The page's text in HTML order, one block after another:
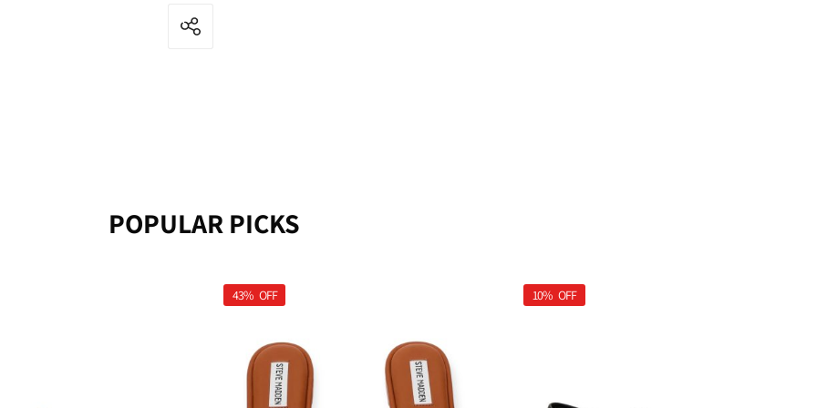
POPULAR PICKS
10% OFF
43% OFF